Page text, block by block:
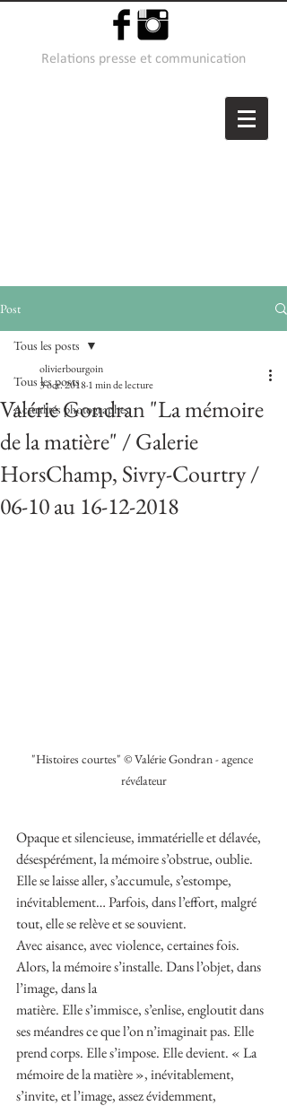
Relations presse et communication
Post
Tous les posts
Actualités photographes
Tous les posts
Valérie Gondran "La mémoire
de la matière" / Galerie
HorsChamp, Sivry-Courtry /
06-10 au 16-12-2018
olivierbourgoin
3 oct. 20181 min de lecture
"Histoires courtes" © Valérie Gondran - agence
révélateur
Opaque et silencieuse, immatérielle et délavée,
désespérément, la mémoire s’obstrue, oublie.
Elle se laisse aller, s’accumule, s’estompe,
inévitablement… Parfois, dans l’effort, malgré
tout, elle se relève et se souvient.
Avec aisance, avec violence, certaines fois.
Alors, la mémoire s’installe. Dans l’objet, dans
l’image, dans la
matière. Elle s’immisce, s’enlise, engloutit dans
ses méandres ce que l’on n’imaginait pas. Elle
prend corps. Elle s’impose. Elle devient. « La
mémoire de la matière », inévitablement,
s’invite, et l’image, assez évidemment,